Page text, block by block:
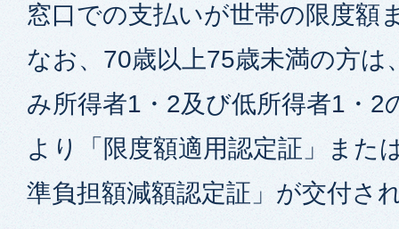
窓口での支払いが世帯の限度額
なお、70歳以上75歳未満の方は
み所得者1・2及び低所得者1・2
より「限度額適用認定証」また
準負担額減額認定証」が交付さ